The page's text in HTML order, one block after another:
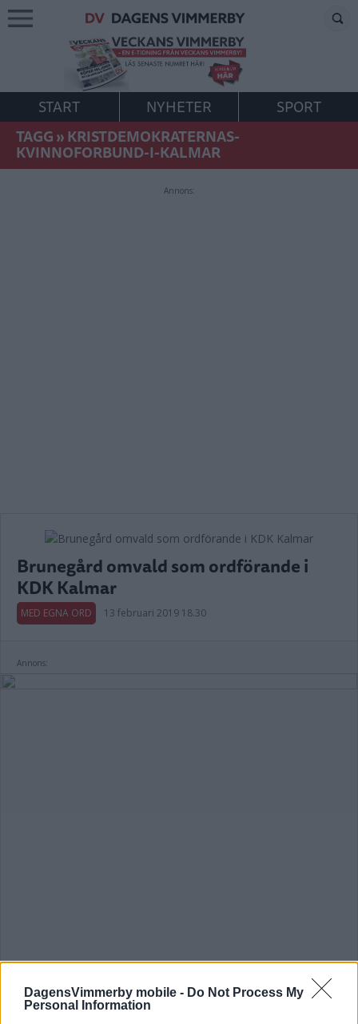
DagensVimmerby mobile - Do Not Process My
Personal Information
START NYHETER
SPORT
TAGG»KRISTDEMOKRATERNAS-
KVINNOFORBUND-I-KALMAR
Annons:
Brunegård omvald som ordförande i
KDK Kalmar
MED EGNA ORD 13 februari 2019 18.30
Annons: